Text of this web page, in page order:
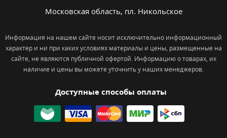
Доступные способы оплаты
Московская область, пл. Никольcкое
Информация на нашем сайте носит исключительно информационный
характер и ни при каких условиях материалы и цены, размещенные на
сайте, не являются публичной офертой. Информацию о товарах, их
наличие и цены вы можете уточнить у наших менеджеров.